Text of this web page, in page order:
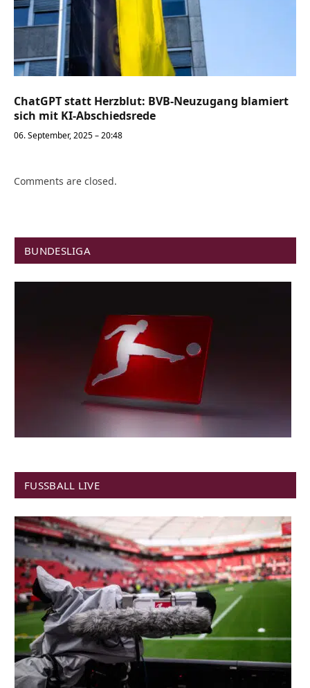
ChatGPT statt Herzblut: BVB-Neuzugang blamiert
sich mit KI-Abschiedsrede
06. September, 2025 – 20:48
Comments are closed.
BUNDESLIGA
FUSSBALL LIVE